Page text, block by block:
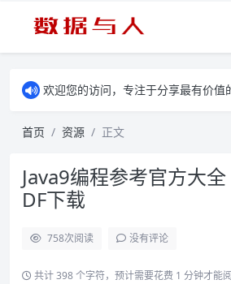
欢迎您的访问，专注于分享最有价值
首页 资源 正文
Java9编程参考官方大
DF下载
758次阅读 没有评论
共计 398 个字符，预计需要花费 1 分钟才能阅